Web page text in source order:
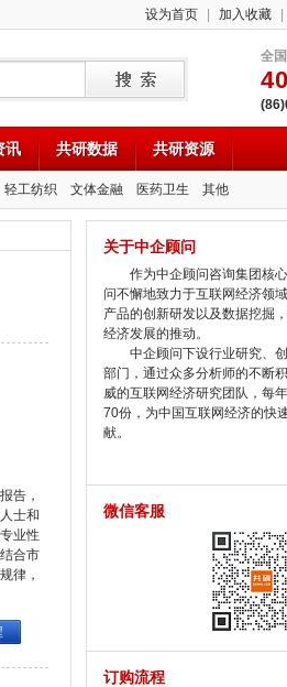
设为首页 加入收藏
全
讯 共研数据 共研资源
轻工纺织 文体金融 医药卫生 其他
告，
士和
业性
合市
律，
关于中企顾问
作为中企顾问咨询集团核心
问不懈地致力于互联网经济领
产品的创新研发以及数据挖掘
经济发展的推动。
中企顾问下设行业研究、创
部门，通过众多分析师的不断
威的互联网经济研究团队，每
70份，为中国互联网经济的快
献。
微信客服
订购流程